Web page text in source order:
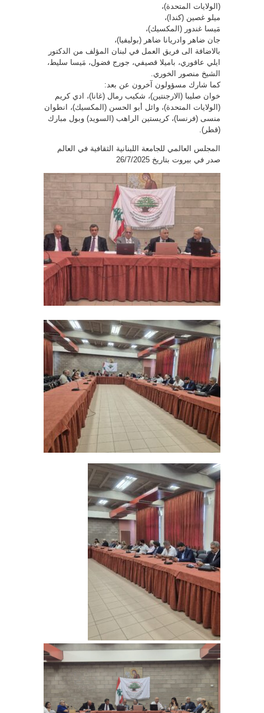
(الولايات المتحدة)،
ميلو غصين (كندا)،
مَيسا غندور (المكسيك)،
جان ضاهر وادريانا ضاهر (بوليفيا)،
بالاضافة الى فريق العمل في لبنان المؤلف من الدكتور
ايلي عاقوري، باميلا قصيفي، جورج فضول، مَيسا سليط،
الشيخ منصور الخوري.
كما شارك مسؤولون آخرون عن بعد:
خوان صليبا (الارجنتين)، شكيب رمال (غانا)، ادي كريم
(الولايات المتحدة)، وائل أبو الحسن (المكسيك)، انطوان
منسى (فرنسا)، كريستين الراهب (السويد) وبول مبارك
(قطر).
المجلس العالمي للجامعة اللبنانية الثقافية في العالم
صدر في بيروت بتاريخ 26/7/2025